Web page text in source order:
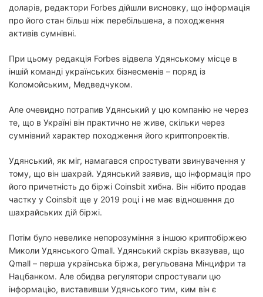
доларів, редактори Forbes дійшли висновку, що інформація
про його стан більш ніж перебільшена, а походження
активів сумнівні.
При цьому редакція Forbes відвела Удянському місце в
іншій команді українських бізнесменів – поряд із
Коломойським, Медведчуком.
Але очевидно потрапив Удянський у цю компанію не через
те, що в Україні він практично не живе, скільки через
сумнівний характер походження його криптопроектів.
Удянський, як міг, намагався спростувати звинувачення у
тому, що він шахрай. Удянський заявив, що інформація про
його причетність до біржі Coinsbit хибна. Він нібито продав
частку у Coinsbit ще у 2019 році і не має відношення до
шахрайських дій біржі.
Потім було невелике непорозуміння з іншою криптобіржею
Миколи Удянського Qmall. Удянський скрізь вказував, що
Qmall – перша українська біржа, регульована Мінцифри та
Нацбанком. Але обидва регулятори спростували цю
інформацію, виставивши Удянського тим, ким він є